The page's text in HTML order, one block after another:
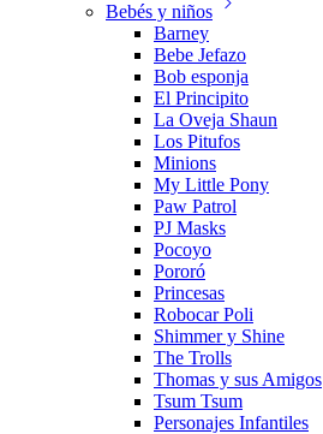
Bebés y niños
Barney
Bebe Jefazo
Bob esponja
El Principito
La Oveja Shaun
Los Pitufos
Minions
My Little Pony
Paw Patrol
PJ Masks
Pocoyo
Pororó
Princesas
Robocar Poli
Shimmer y Shine
The Trolls
Thomas y sus Amigos
Tsum Tsum
Personajes Infantiles